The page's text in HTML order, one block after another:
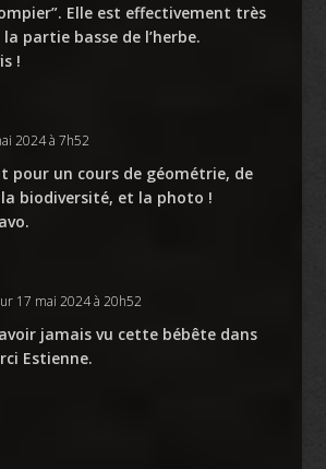
Elle est effectivement très
partie basse de l’herbe.
!
2024 à 7h52
pour un cours de géométrie, de
biodiversité, et la photo !
17 mai 2024 à 20h52
jamais vu cette bébête dans
Estienne.